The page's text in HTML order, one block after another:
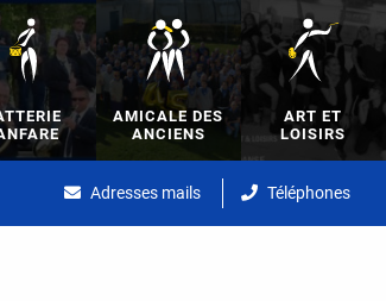
AMICALE DES
ANCIENS
ART ET
LOISIRS
Adresses mails Téléphones